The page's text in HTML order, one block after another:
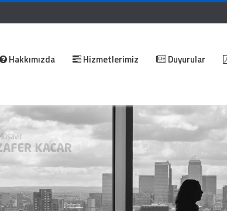
Hakkımızda Hizmetlerimiz Duyurular